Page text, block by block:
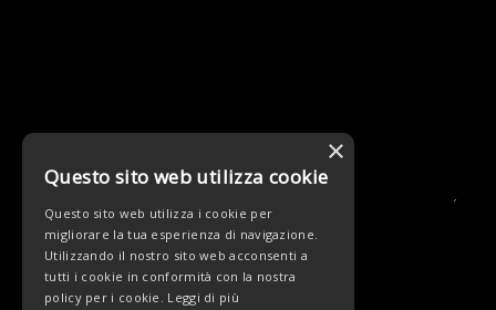
×
Questo sito web utilizza cookie
Questo sito web utilizza i cookie per
migliorare la tua esperienza di navigazione.
Utilizzando il nostro sito web acconsenti a
tutti i cookie in conformità con la nostra
policy per i cookie. Leggi di più